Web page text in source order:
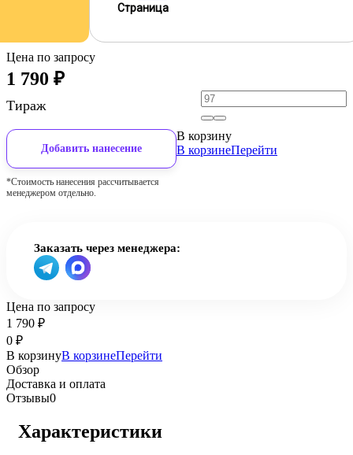
Страница
Цена по запросу
1 790 ₽
Тираж
Добавить нанесение
*Стоимость нанесения рассчитывается
менеджером отдельно.
В корзину
В корзинеПерейти
Заказать через менеджера:
Цена по запросу
1 790 ₽
0 ₽
В корзинуВ корзинеПерейти
Обзор
Доставка и оплата
Отзывы0
Характеристики